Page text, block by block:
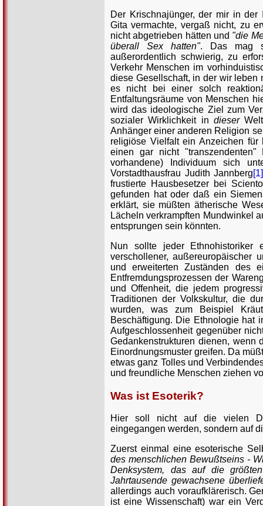
Der Krischnajünger, der mir in
Gita vermachte, vergaß nicht, zu
nicht abgetrieben hätten und "die
überall Sex hatten". Das mag
außerordentlich schwierig, zu
Verkehr Menschen im
diese Gesellschaft, in der wir leben
es nicht bei einer solch
Entfaltungsräume von Menschen
wird das ideologische Ziel zum
sozialer Wirklichkeit in dieser
Anhänger einer anderen Religion
religiöse Vielfalt ein Anzeichen
einen gar nicht
vorhandene) Individuum sich
Vorstadthausfrau Judith Jannberg[1]
frustierte Hausbesetzer bei
gefunden hat oder daß ein
erklärt, sie müßten ätherische
Lächeln verkrampften Mundwinkel
entsprungen sein könnten.
Nun sollte jeder
verschollener, außereuropäischer
und erweiterten Zuständen des
Entfremdungsprozessen der
und Offenheit, die jedem
Traditionen der Volkskultur, die
wurden, was zum Beispiel
Beschäftigung. Die Ethnologie hat
Aufgeschlossenheit gegenüber
Gedankenstrukturen dienen,
Einordnungsmuster greifen. Da
etwas ganz Tolles und
und freundliche Menschen ziehen
Was ist Esoterik?
Hier soll nicht auf die vielen
eingegangen werden, sondern auf
Zuerst einmal eine esoterische
des menschlichen Bewußtseins -
Denksystem, das auf die
Jahrtausende gewachsene
allerdings auch voraufklärerisch.
ist eine Wissenschaft) war ein